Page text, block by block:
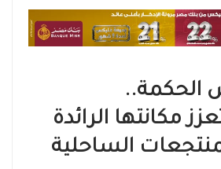
الحكمة..
مكانتها الرائدة
الساحلية